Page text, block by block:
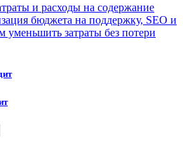
и расходы на содержание
бюджета на поддержку, SEO и
уменьшить затраты без потери